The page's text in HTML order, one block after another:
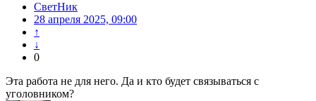
СветНик
28 апреля 2025, 09:00
↑
↓
0
Эта работа не для него. Да и кто будет связываться с
уголовником?